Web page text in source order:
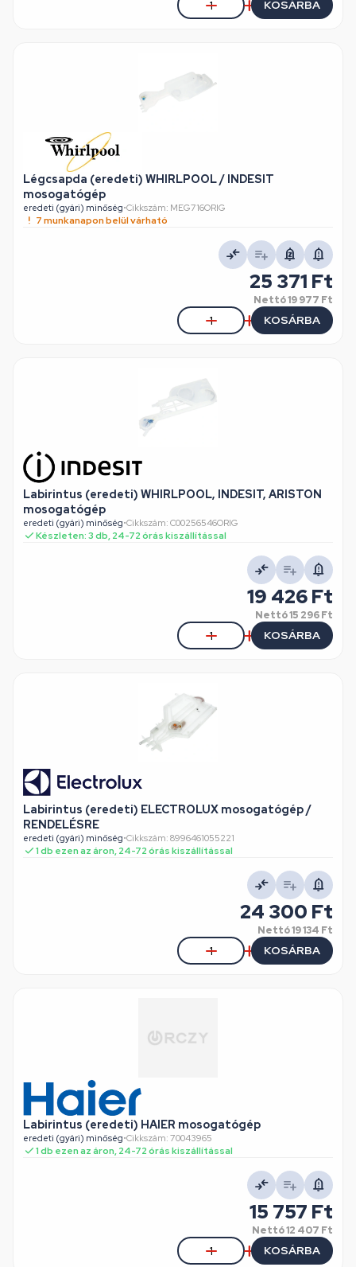
KOSÁRBA
Légcsapda (eredeti) WHIRLPOOL / INDESIT
mosogatógép
eredeti (gyári) minőség•Cikkszám: MEG716ORIG
7 munkanapon belül várható
25 371 Ft
Nettó19 977 Ft
KOSÁRBA
Labirintus (eredeti) WHIRLPOOL, INDESIT, ARISTON
mosogatógép
eredeti (gyári) minőség•Cikkszám: C00256546ORIG
Készleten: 3 db, 24-72 órás kiszállítással
19 426 Ft
Nettó15 296 Ft
KOSÁRBA
Labirintus (eredeti) ELECTROLUX mosogatógép /
RENDELÉSRE
eredeti (gyári) minőség•Cikkszám: 8996461055221
1 db ezen az áron, 24-72 órás kiszállítással
24 300 Ft
Nettó19 134 Ft
KOSÁRBA
Labirintus (eredeti) HAIER mosogatógép
eredeti (gyári) minőség•Cikkszám: 70043965
1 db ezen az áron, 24-72 órás kiszállítással
15 757 Ft
Nettó12 407 Ft
KOSÁRBA